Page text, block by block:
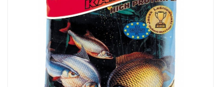
dovlhčujeme. Po vsáknutí a vzniku vhodné
konzistence plníme do krmítek.